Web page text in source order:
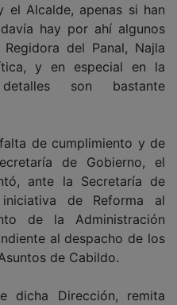
el Alcalde, apenas si han
hay por ahí algunos
Regidora del Panal, Najla
y en especial en la
son bastante
de cumplimiento y de
de Gobierno, el
ante la Secretaría de
de Reforma al
de la Administración
al despacho de los
de Cabildo.
dicha Dirección, remita